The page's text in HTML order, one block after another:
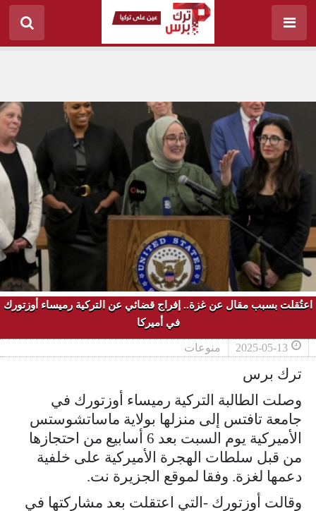
اعتُقلت بسبب مقال عن غزة.. إفراج قضائي عن التركية رميساء أوزتورك
في أميركا
2025-05-13 منوعات
ترك برس
وصلت الطالبة التركية رميساء أوزتورك في
جامعة تافتس إلى منزلها بولاية ماساتشوستس
الأميركية يوم السبت بعد 6 أسابيع من احتجازها
من قبل سلطات الهجرة الأميركية على خلفية
دعمها لغزة. وفقا لموقع الجزيرة نت.
وقالت أوزتورك -التي اعتقلت بعد مشاركتها في